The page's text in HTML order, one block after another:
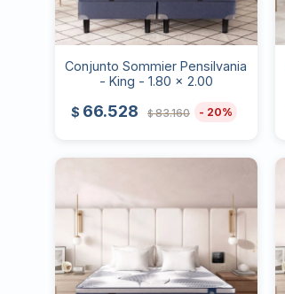
Conjunto Sommier Pensilvania
- King - 1.80 x 2.00
$ 66.528 $ 83.160 20